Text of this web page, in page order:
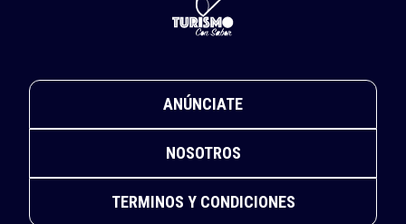
cruce de las calles 10 de Abril y Francisco Villa. La
de humo visible desde distintos puntos de la ciudad,
mientras vecinos reportaron un fuerte estruendo que
sacudió las viviendas cercanas.
Nota relacionada:Explota pipa de gas en Lagos de